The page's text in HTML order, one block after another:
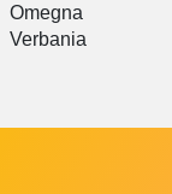
Omegna
Verbania